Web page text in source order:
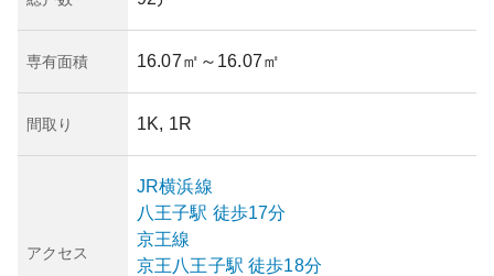
専有面積 16.07㎡ ～16.07㎡
間取り 1K, 1R
アクセス
JR横浜線
八王子駅 徒歩17分
京王線
京王八王子駅 徒歩18分